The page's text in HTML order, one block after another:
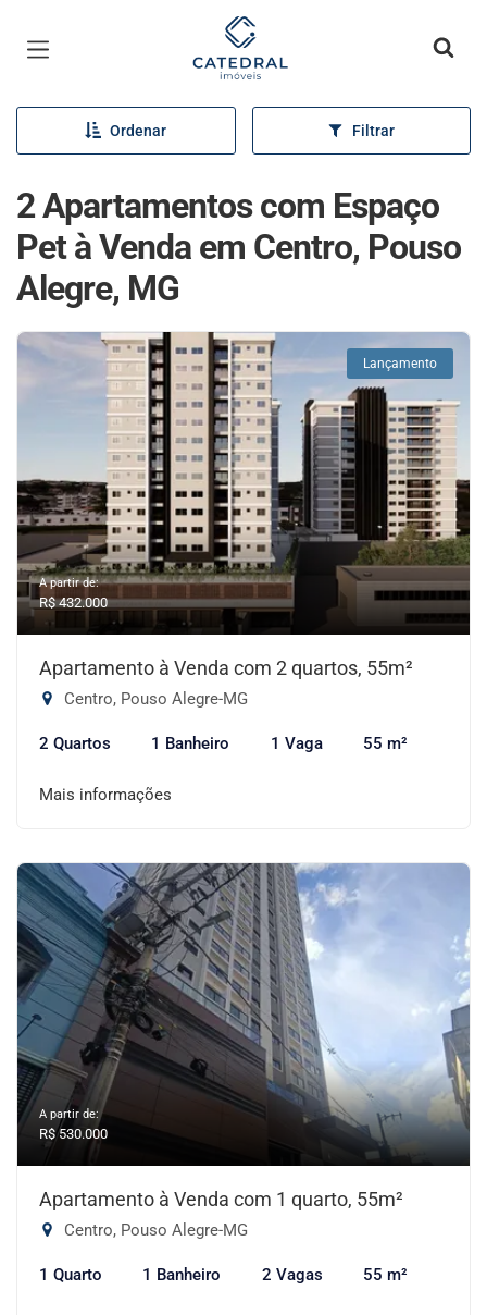
Página inicial
Ordenar Filtrar
2 Apartamentos com Espaço
Pet à Venda em Centro, Pouso
Alegre, MG
Lançamento
A partir de:
R$ 432.000
Apartamento à Venda com 2 quartos, 55m²
Centro, Pouso Alegre-MG
2 Quartos 1 Banheiro 1 Vaga 55 m²
Mais informações
A partir de:
R$ 530.000
Apartamento à Venda com 1 quarto, 55m²
Centro, Pouso Alegre-MG
1 Quarto 1 Banheiro 2 Vagas 55 m²